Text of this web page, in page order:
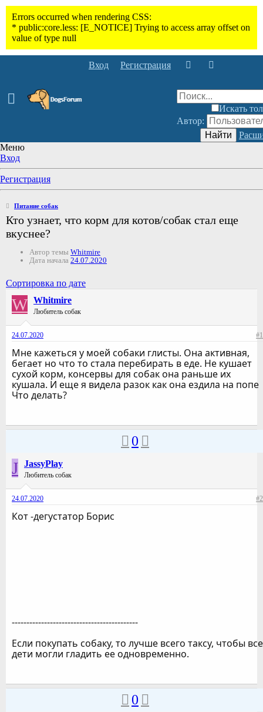
Вход Регистрация
Искать
Автор:
Найти
Меню
Вход
Регистрация
Питание собак
Кто узнает, что корм для котов/собак стал еще
вкуснее?
Автор темы Whitmire
Дата начала 24.07.2020
Сортировка по дате
W Whitmire
Любитель собак
24.07.2020 #1
Мне кажеться у моей собаки глисты. Она активная,
бегает но что то стала перебирать в еде. Не кушает
сухой корм, консервы для собак она раньше их
кушала. И еще я видела разок как она ездила на попе
Что делать?
0
J JassyPlay
Любитель собак
24.07.2020 #2
Кот -дегустатор Борис
-------------------------------------------
Если покупать собаку, то лучше всего таксу, чтобы все
дети могли гладить ее одновременно.
0